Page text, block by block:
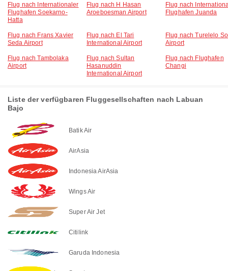
Flug nach Internationaler
Flughafen Soekarno-
Hatta
Flug nach H Hasan
Aroeboesman Airport
Flug nach
Flughafen Juanda
Flug nach Frans Xavier
Seda Airport
Flug nach El Tari
International Airport
Flug nach Turelelo
Airport
Flug nach Tambolaka
Airport
Flug nach Sultan
Hasanuddin
International Airport
Flug nach Flughafen
Changi
Liste der verfügbaren Fluggesellschaften nach Labuan
Bajo
Batik Air
AirAsia
Indonesia AirAsia
Wings Air
Super Air Jet
Citilink
Garuda Indonesia